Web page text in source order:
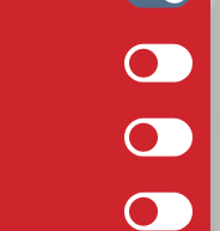
å få det godt
inn i